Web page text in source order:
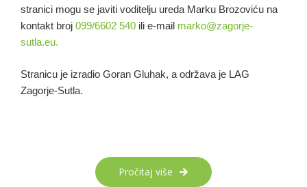
stranici mogu se javiti voditelju ureda Marku Brozoviću na
kontakt broj 099/6602 540 ili e-mail marko@zagorje-
sutla.eu.
Stranicu je izradio Goran Gluhak, a održava je LAG
Zagorje-Sutla.
Pročitaj više